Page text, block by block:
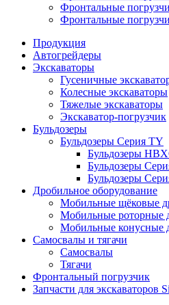
Фронтальные
Фронтальные
Продукция
Автогрейдеры
Экскаваторы
Гусеничные
Колесные экскаваторы
Тяжелые экскаваторы
Экскаватор-погрузчик
Бульдозеры
Бульдозеры Серия TY
Бульдозеры
Бульдозеры
Бульдозеры
Дробильное оборудование
Мобильные щёковые
Мобильные роторные
Мобильные конусные
Самосвалы и тягачи
Самосвалы
Тягачи
Фронтальный погрузчик
Запчасти для экскаваторов